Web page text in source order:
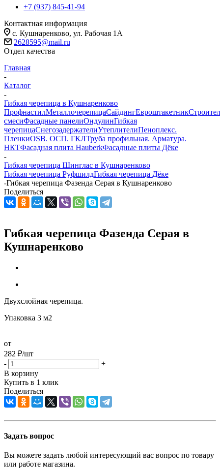
+7 (937) 845-41-94
Контактная информация
с. Кушнаренково, ул. Рабочая 1А
2628595@mail.ru
Отдел качества
Главная
-
Каталог
-
Гибкая черепица в Кушнаренково
ПрофнастилМеталлочерепицаСайдингЕвроштакетник
смесиФасадные панелиОндулинГибкая
черепицаСнегозадержателиУтеплителиПеноплекс.
ПленкиOSB. ОСП. ГКЛТруба профильная. Арматура.
НКТФасадная плита HauberkФасадные плиты Дёке
-
Гибкая черепица Шинглас в Кушнаренково
Гибкая черепица РуфшилдГибкая черепица Дёке
-Гибкая черепица Фазенда Серая в Кушнаренково
Поделиться
Гибкая черепица Фазенда Серая в
Кушнаренково
Двухслойная черепица.
Упаковка 3 м2
от
282 ₽/шт
-
+
В корзину
Купить в 1 клик
Поделиться
Задать вопрос
Вы можете задать любой интересующий вас вопрос по товару
или работе магазина.